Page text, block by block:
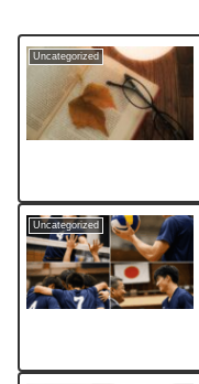
Uncategorized
Uncategorized